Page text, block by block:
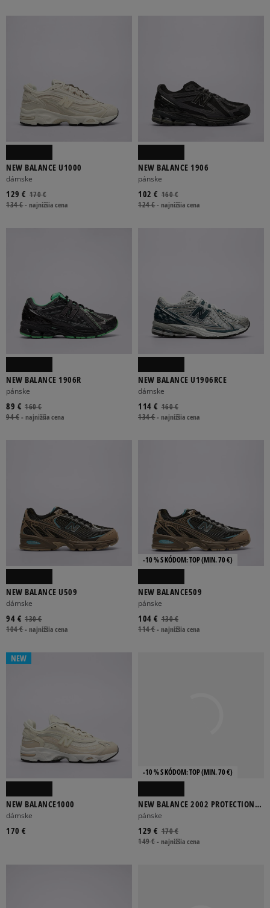
NEW BALANCE U1000
dámske
170 €
129 €
134 €-najnižšia cena
NEW BALANCE 1906
pánske
160 €
102 €
124 €-najnižšia cena
NEW BALANCE 1906R
pánske
160 €
89 €
94 €-najnižšia cena
NEW BALANCE U1906RCE
dámske
160 €
114 €
134 €-najnižšia cena
NEW BALANCE U509
dámske
130 €
94 €
104 €-najnižšia cena
-10 % S KÓDOM: TOP (MIN. 70 €)
NEW BALANCE509
pánske
130 €
104 €
114 €-najnižšia cena
NEW
NEW BALANCE1000
dámske
170 €
-10 % S KÓDOM: TOP (MIN. 70 €)
NEW BALANCE 2002 PROTECTION
PACK
pánske
170 €
129 €
149 €-najnižšia cena